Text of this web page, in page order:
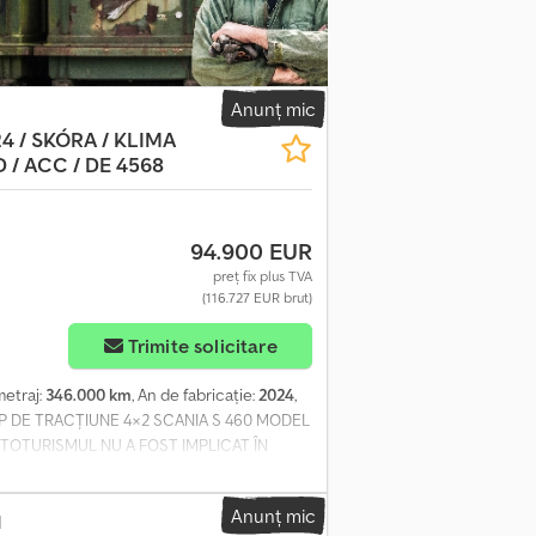
Anunț mic
/ SKÓRA / KLIMA
/ ACC / DE 4568
94.900 EUR
preț fix plus TVA
(116.727 EUR brut)
Trimite solicitare
346.000 km, An de fabricație: 2024,
DE TRACȚIUNE 4×2 SCANIA S 460 MODEL
NU A FOST IMPLICAT ÎN
TEHNICĂ ȘI OPTICĂ FOARTE BUNĂ
-CLIMATIZARE AUXILIARĂ -DOUĂ
ZI LED -APARAT DE CAFEA -FARURI
Anunț mic